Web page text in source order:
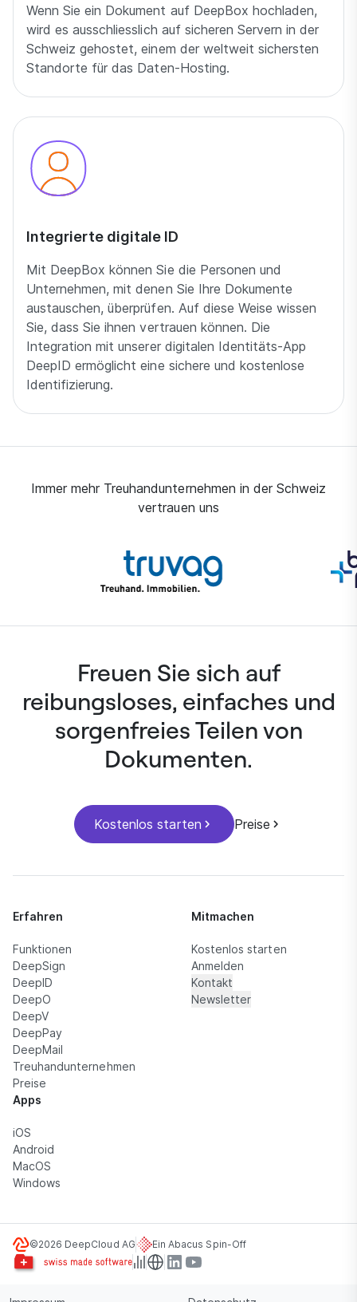
Wenn Sie ein Dokument auf DeepBox hochladen,
wird es ausschliesslich auf sicheren Servern in der
Schweiz gehostet, einem der weltweit sichersten
Standorte für das Daten-Hosting.
Integrierte digitale ID
Mit DeepBox können Sie die Personen und
Unternehmen, mit denen Sie Ihre Dokumente
austauschen, überprüfen. Auf diese Weise wissen
Sie, dass Sie ihnen vertrauen können. Die
Integration mit unserer digitalen Identitäts-App
DeepID ermöglicht eine sichere und kostenlose
Identifizierung.
Immer mehr Treuhandunternehmen in der Schweiz
vertrauen uns
Freuen Sie sich auf
reibungsloses, einfaches und
sorgenfreies Teilen von
Dokumenten.
Kostenlos starten Preise
Erfahren
Funktionen
DeepSign
DeepID
DeepO
DeepV
DeepPay
DeepMail
Treuhandunternehmen
Preise
Mitmachen
Kostenlos starten
Anmelden
Kontakt
Newsletter
Apps
iOS
Android
MacOS
Windows
©2026 DeepCloud AG Ein Abacus Spin-Off